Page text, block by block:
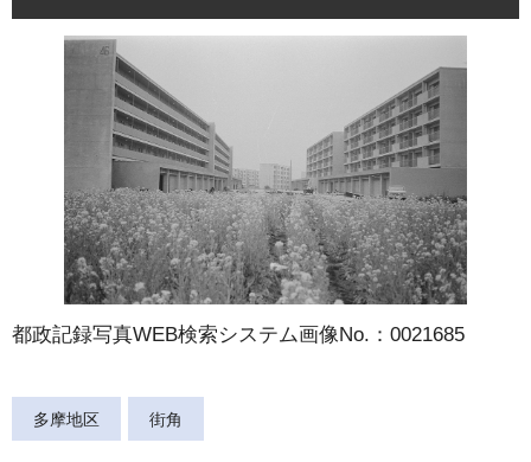
都政記録写真WEB検索システム画像No.：0021685
多摩地区 街角